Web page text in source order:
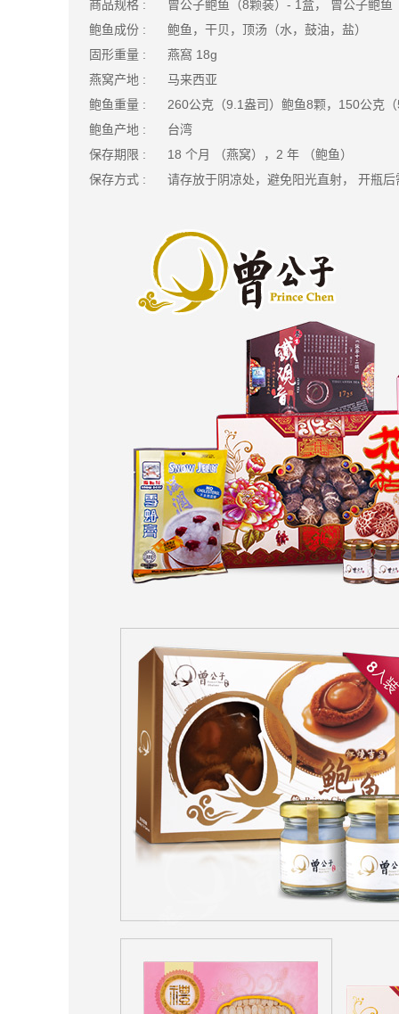
商品规格 :
曾公子鲍鱼（8颗装）- 1盒， 曾公子鲍
鲍鱼成份 :
鲍鱼，干贝，​顶汤（水，鼓油，盐）
固形重量 :
燕窩 18g
燕窝产地 :
马来西亚
鲍鱼重量 :
260公克（9.1盎司）鲍鱼8颗，150公克
鲍鱼产地 :
台湾
保存期限 :
18 个月 （燕窝），2 年 （鲍鱼）
保存方式 :
请存放于阴凉处，避免阳光直射， 开瓶